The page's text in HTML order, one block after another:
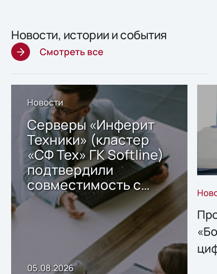
Новости, истории и события
Смотреть все
Новости
Серверы «Инферит
Техники» (кластер
«СФ Тех» ГК Softline)
подтвердили
совместимость с
решением Sharx
Storage 2.x для
хранения данных
05.08.2026